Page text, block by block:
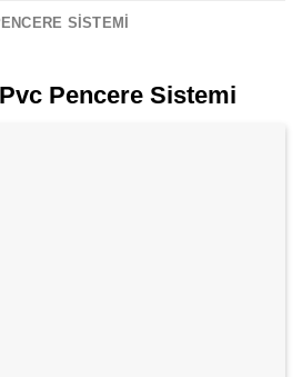
SISTEMI
Pencere Sistemi